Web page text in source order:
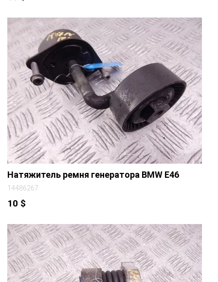
Натяжитель ремня генератора BMW E46
14486267
10 $